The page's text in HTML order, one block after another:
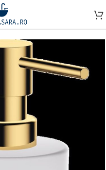
ACCESORIU DE PERETE